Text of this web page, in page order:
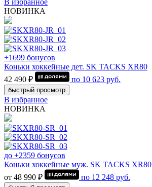
В избранное
НОВИНКА
+1699 бонусов
Коньки хоккейные дет. SK TACKS XR80
42 490 ₽
по 10 623 руб.
быстрый просмотр
В избранное
НОВИНКА
до +2359 бонусов
Коньки хоккейные муж. SK TACKS XR80
от 48 990 ₽
по 12 248 руб.